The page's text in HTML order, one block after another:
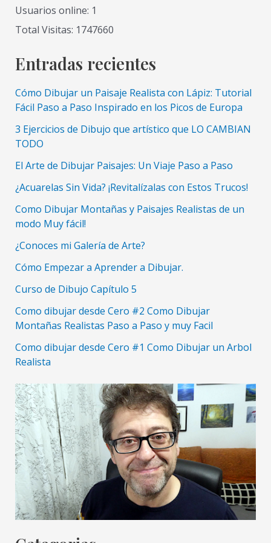
un
de
Facil
a
Paso
Usuarios online: 1
Total Visitas: 1747660
Entradas recientes
Cómo Dibujar un Paisaje Realista con Lápiz: Tutorial
Fácil Paso a Paso Inspirado en los Picos de Europa
3 Ejercicios de Dibujo que artístico que LO CAMBIAN
TODO
El Arte de Dibujar Paisajes: Un Viaje Paso a Paso
¿Acuarelas Sin Vida? ¡Revitalízalas con Estos Trucos!
Como Dibujar Montañas y Paisajes Realistas de un
modo Muy fácil!
¿Conoces mi Galería de Arte?
Cómo Empezar a Aprender a Dibujar.
Curso de Dibujo Capítulo 5
Como dibujar desde Cero #2 Como Dibujar
Montañas Realistas Paso a Paso y muy Facil
Como dibujar desde Cero #1 Como Dibujar un Arbol
Realista